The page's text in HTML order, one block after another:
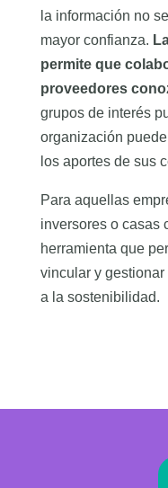
la información no
mayor confianza.
permite que
proveedores
grupos de interés
organización
los aportes de sus
Para aquellas
inversores o casas
herramienta que
vincular y
a la sostenibilidad.